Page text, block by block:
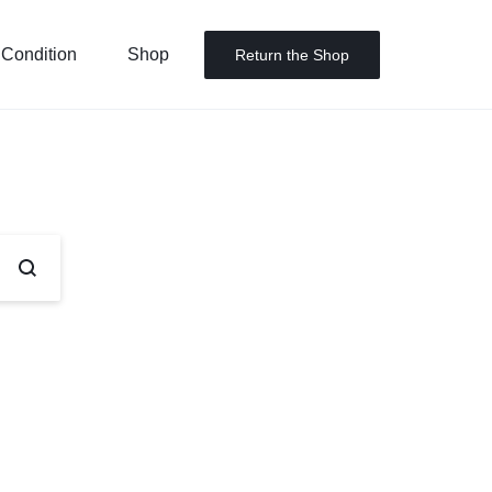
Shop Return the Shop